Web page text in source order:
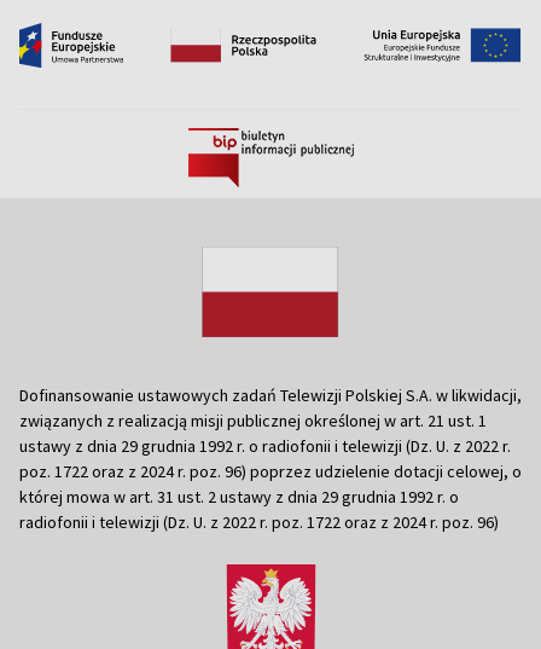
Dofinansowanie ustawowych zadań Telewizji Polskiej S.A. w likwidacji,
związanych z realizacją misji publicznej określonej w art. 21 ust. 1
ustawy z dnia 29 grudnia 1992 r. o radiofonii i telewizji (Dz. U. z 2022 r.
poz. 1722 oraz z 2024 r. poz. 96) poprzez udzielenie dotacji celowej, o
której mowa w art. 31 ust. 2 ustawy z dnia 29 grudnia 1992 r. o
radiofonii i telewizji (Dz. U. z 2022 r. poz. 1722 oraz z 2024 r. poz. 96)